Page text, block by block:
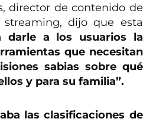
director de contenido de
dijo que esta
darle a los usuarios la
que necesitan
sabias sobre qué
y para su familia”.
las clasificaciones de